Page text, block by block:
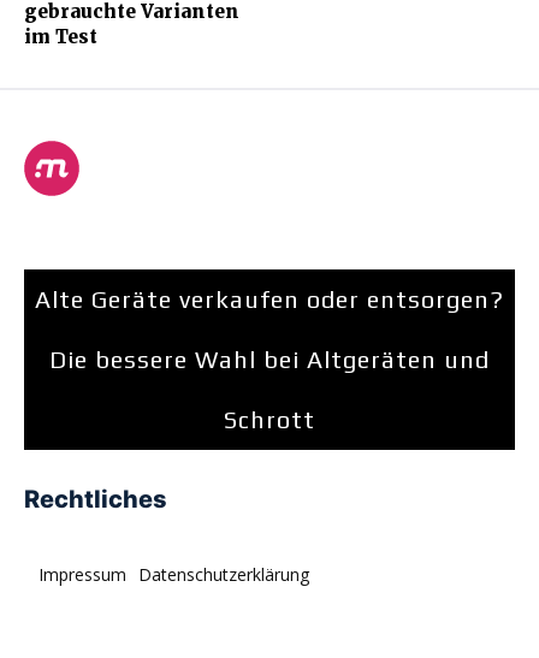
gebrauchte Varianten
im Test
Alte Geräte verkaufen oder entsorgen?
Die bessere Wahl bei Altgeräten und
Schrott
Rechtliches
Impressum Datenschutzerklärung